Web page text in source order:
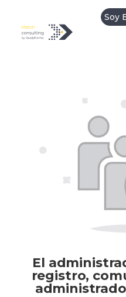
Soy
Mi cuenta
El
registro,